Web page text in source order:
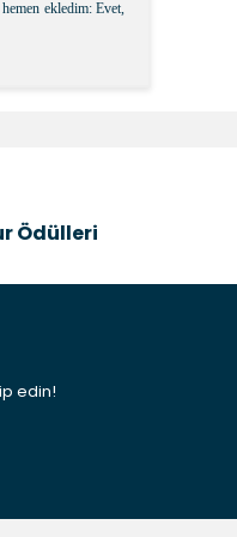
ekledim: Evet,
Ödülleri
edin!